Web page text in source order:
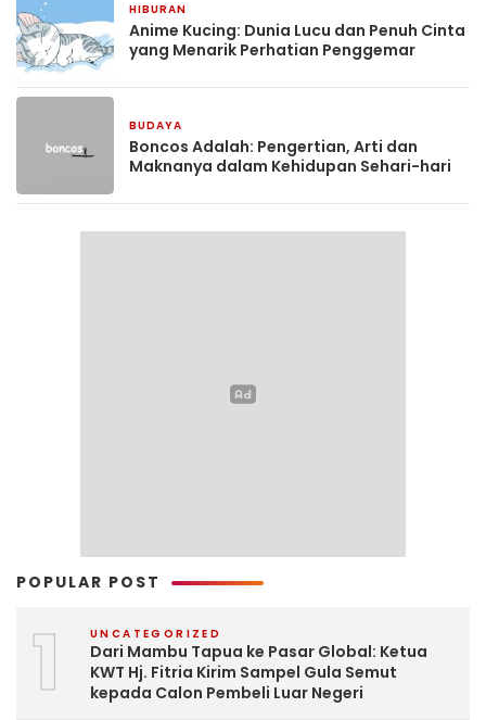
HIBURAN
Anime Kucing: Dunia Lucu dan Penuh Cinta
yang Menarik Perhatian Penggemar
BUDAYA
Boncos Adalah: Pengertian, Arti dan
Maknanya dalam Kehidupan Sehari-hari
POPULAR POST
1 UNCATEGORIZED
Dari Mambu Tapua ke Pasar Global: Ketua
KWT Hj. Fitria Kirim Sampel Gula Semut
kepada Calon Pembeli Luar Negeri